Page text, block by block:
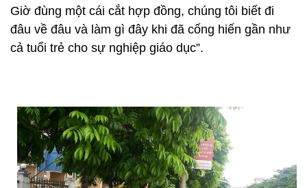
Giờ đùng một cái cắt hợp đồng, chúng tôi biết đi
đâu về đâu và làm gì đây khi đã cống hiến gần như
cả tuổi trẻ cho sự nghiệp giáo dục”.